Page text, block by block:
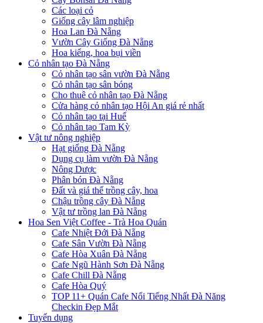
Các loại cỏ
Giống cây lâm nghiệp
Hoa Lan Đà Nẵng
Vườn Cây Giống Đà Nẵng
Hoa kiểng, hoa bụi viền
Cỏ nhân tạo Đà Nẵng
Cỏ nhân tạo sân vườn Đà Nẵng
Cỏ nhân tạo sân bóng
Cho thuê cỏ nhân tạo Đà Nẵng
Cửa hàng cỏ nhân tạo Hội An giá rẻ nhất
Cỏ nhân tạo tại Huế
Cỏ nhân tạo Tam Kỳ
Vật tư nông nghiệp
Hạt giống Đà Nẵng
Dụng cụ làm vườn Đà Nẵng
Nông Dược
Phân bón Đà Nẵng
Đất và giá thể trồng cây, hoa
Chậu trồng cây Đà Nẵng
Vật tư trồng lan Đà Nẵng
Hoa Sen Việt Coffee - Trà Hoa Quán
Cafe Nhiệt Đới Đà Nẵng
Cafe Sân Vườn Đà Nẵng
Cafe Hòa Xuân Đà Nẵng
Cafe Ngũ Hành Sơn Đà Nẵng
Cafe Chill Đà Nẵng
Cafe Hòa Quý
TOP 11+ Quán Cafe Nổi Tiếng Nhất Đà Năng
Checkin Đẹp Mắt
Tuyển dụng